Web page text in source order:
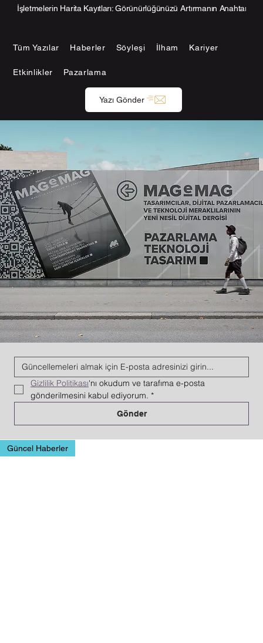
İşletmelerin Harita Kayıtları: Görünürlüğünüzü Artırmanın Anahtarı
Tüm Yazılar Haberler Söyleşi İlham Kariyer
Etkinlikler Pazarlama
Yazı Gönder
Güncel Haberler
Gizlilik Politikası'nı okudum ve tarafıma e-posta
gönderilmesini kabul ediyorum. *
Gönder